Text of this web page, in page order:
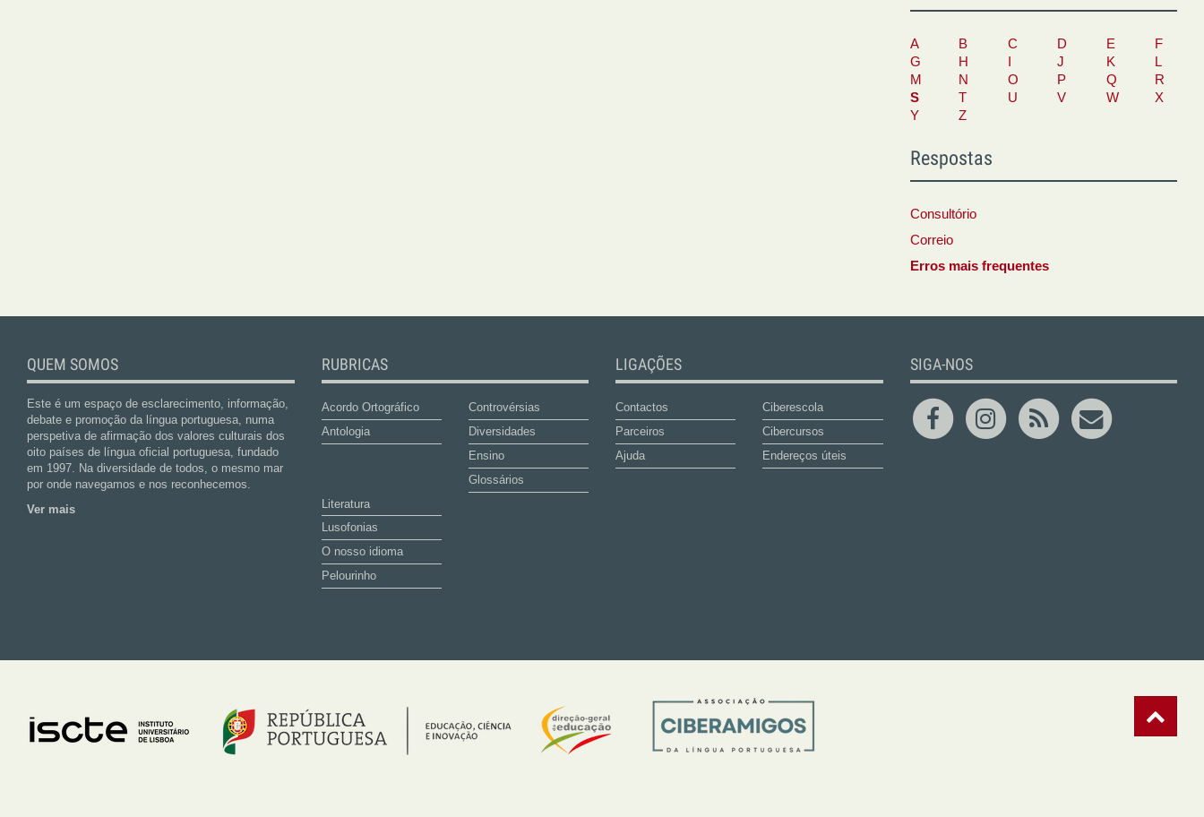
A B C D E
F
G
H J K
L
M
N O P Q
R
S
T U V W
X
Y
Z
Respostas
Consultório
Correio
Erros mais frequentes
QUEM SOMOS
Este é um espaço de esclarecimento, informação,
debate e promoção da língua portuguesa, numa
perspetiva de afirmação dos valores culturais dos
oito países de língua oficial portuguesa, fundado
em 1997. Na diversidade de todos, o mesmo mar
por onde navegamos e nos reconhecemos.
Ver mais
RUBRICAS
Acordo Ortográfico
Antologia
Controvérsias
Diversidades
Ensino
Glossários
Literatura
Lusofonias
O nosso idioma
Pelourinho
LIGAÇÕES
Contactos
Parceiros
Ajuda
Ciberescola
Cibercursos
Endereços úteis
SIGA-NOS